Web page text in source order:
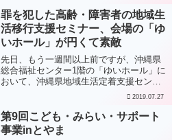
のことです（うち北海道は道内3か所に設
置）。6月1...
罪を犯した高齢・障害者の地域生
活移行支援セミナー、会場の「ゆ
いホール」が円くて素敵
先日、もう一週間以上前ですが、沖縄県
総合福祉センター1階の「ゆいホール」に
おいて、沖縄県地域生活定着支援センタ
ー主催の「罪を犯した高齢・高齢者の地
してきました。講師は長崎県地域生活定
着支援センターの伊豆丸...
2019.07.27
第9回こども・みらい・サポート
事業inとやま